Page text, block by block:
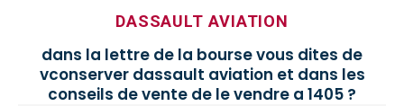
DASSAULT AVIATION
dans la lettre de la bourse vous dites de
vconserver dassault aviation et dans les
conseils de vente de le vendre a 1405 ?